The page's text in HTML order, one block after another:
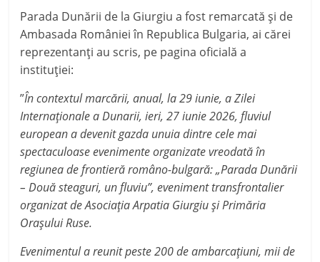
Parada Dunării de la Giurgiu a fost remarcată și de
Ambasada României în Republica Bulgaria, ai cărei
reprezentanți au scris, pe pagina oficială a
instituției:
”În contextul marcării, anual, la 29 iunie, a Zilei
Internaționale a Dunarii, ieri, 27 iunie 2026, fluviul
european a devenit gazda unuia dintre cele mai
spectaculoase evenimente organizate vreodată în
regiunea de frontieră româno-bulgară: „Parada Dunării
– Două steaguri, un fluviu”, eveniment transfrontalier
organizat de Asociaţia Arpatia Giurgiu şi Primăria
Oraşului Ruse.
Evenimentul a reunit peste 200 de ambarcaţiuni, mii de